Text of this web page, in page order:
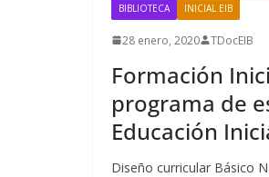
BIBLIOTECA INICIAL EIB
28 enero, 2020 TDocEIB
Formación
programa de
Educación
Diseño curricular Básico